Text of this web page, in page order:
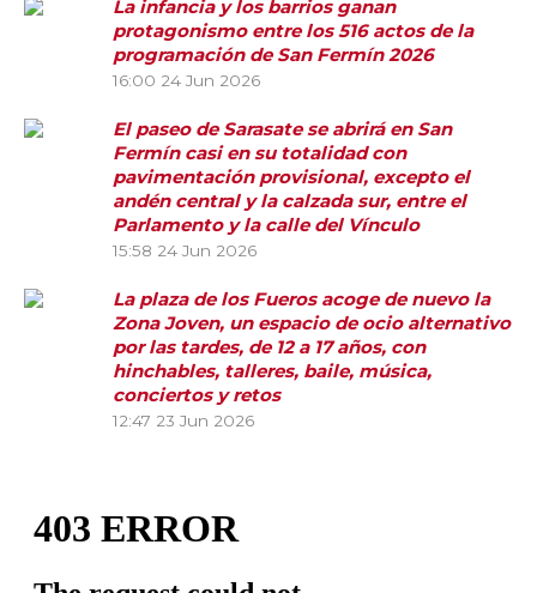
La infancia y los barrios ganan
protagonismo entre los 516 actos de la
programación de San Fermín 2026
16:00 24 Jun 2026
El paseo de Sarasate se abrirá en San
Fermín casi en su totalidad con
pavimentación provisional, excepto el
andén central y la calzada sur, entre el
Parlamento y la calle del Vínculo
15:58 24 Jun 2026
La plaza de los Fueros acoge de nuevo la
Zona Joven, un espacio de ocio alternativo
por las tardes, de 12 a 17 años, con
hinchables, talleres, baile, música,
conciertos y retos
12:47 23 Jun 2026